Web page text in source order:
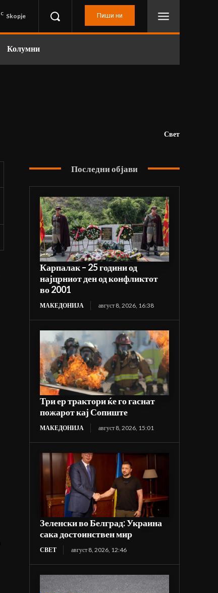
C Skopje Пиши ни
Колумни
Свет
Последни објави
Карпалак – 25 години од
најцрниот ден од конфликтот
во 2001
МАКЕДОНИЈА август 8, 2026, 16:38
Три ер трактори ќе го гаснат
пожарот кај Сопиште
МАКЕДОНИЈА август 8, 2026, 15:01
Зеленски во Белград: Украина
сака достоинствен мир
СВЕТ август 8, 2026, 12:46